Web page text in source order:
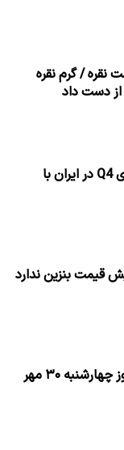
قیمت نقره / گرم نقره
شرایط جدید فروش آئودی Q4 در ایران با
قیمت بنزین ندارد
قیمت سکه پارسیان امروز چهارشنبه ۳۰ مهر